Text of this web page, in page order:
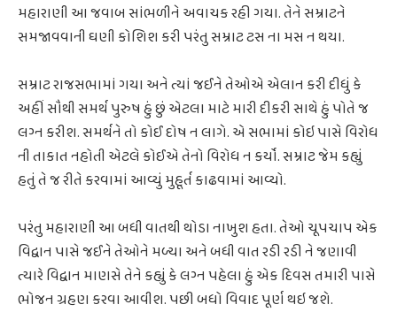
મહારાણી આ જવાબ સાંભળીને અવાચક રહી ગયા. તેને સમ્રાટને
સમજાવવાની ઘણી કોશિશ કરી પરંતુ સમ્રાટ ટસ ના મસ ન થયા.
સમ્રાટ રાજસભામાં ગયા અને ત્યાં જઈને તેઓએ એલાન કરી દીધું કે
અહીં સૌથી સમર્થ પુરુષ હું છું એટલા માટે મારી દીકરી સાથે હું પોતે જ
લગ્ન કરીશ. સમર્થને તો કોઈ દોષ ન લાગે. એ સભામાં કોઇ પાસે વિરોધ
ની તાકાત નહોતી એટલે કોઈએ તેનો વિરોધ ન કર્યો. સમ્રાટ જેમ કહ્યું
હતું તે જ રીતે કરવામાં આવ્યું મુહૂર્ત કાઢવામાં આવ્યો.
પરંતુ મહારાણી આ બધી વાતથી થોડા નાખુશ હતા. તેઓ ચૂપચાપ એક
વિદ્વાન પાસે જઈને તેઓને મળ્યા અને બધી વાત રડી રડી ને જણાવી
ત્યારે વિદ્વાન માણસે તેને કહ્યું કે લગ્ન પહેલા હું એક દિવસ તમારી પાસે
ભોજન ગ્રહણ કરવા આવીશ. પછી બધો વિવાદ પૂર્ણ થઇ જશે.